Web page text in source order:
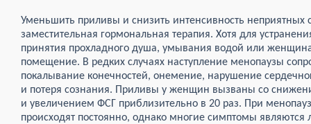
Уменьшить приливы и снизить интенсивность неприятных
заместительная гормональная терапия. Хотя для
принятия прохладного душа, умывания водой или
помещение. В редких случаях наступление менопаузы
покалывание конечностей, онемение, нарушение
и потеря сознания. Приливы у женщин вызваны со
и увеличением ФСГ приблизительно в 20 раз. При
происходят постоянно, однако многие симптомы